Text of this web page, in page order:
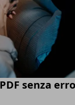
senza